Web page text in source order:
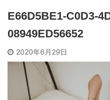
E66D5BE1-C0D3-
08949ED56652
2020年6月29日